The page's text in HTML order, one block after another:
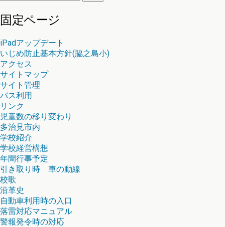
固定ページ
iPadアップデート
いじめ防止基本方針(脇之島小)
アクセス
サイトマップ
サイト管理
バス利用
リンク
児童数の移り変わり
多治見市内
学校紹介
学校経営構想
年間行事予定
引き取り時 車の動線
校歌
沿革史
自動車利用時の入口
落雷対応マニュアル
警報発令時の対応